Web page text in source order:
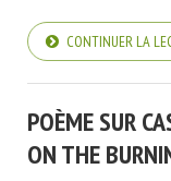
CONTINUER LA
POÈME SUR
ON THE